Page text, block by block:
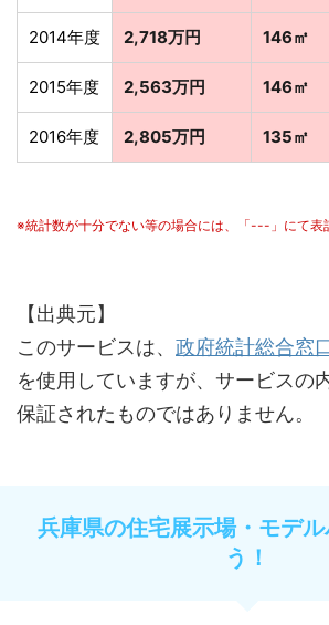
2014年度 2,718万円 146㎡
2015年度 2,563万円 146㎡
2016年度 2,805万円 135㎡
※統計数が十分でない等の場合には、「---」にて表
【出典元】
このサービスは、 政府統計総合窓
を使用していますが、サービスの
保証されたものではありません。
兵庫県の住宅展示場・モデ
う！